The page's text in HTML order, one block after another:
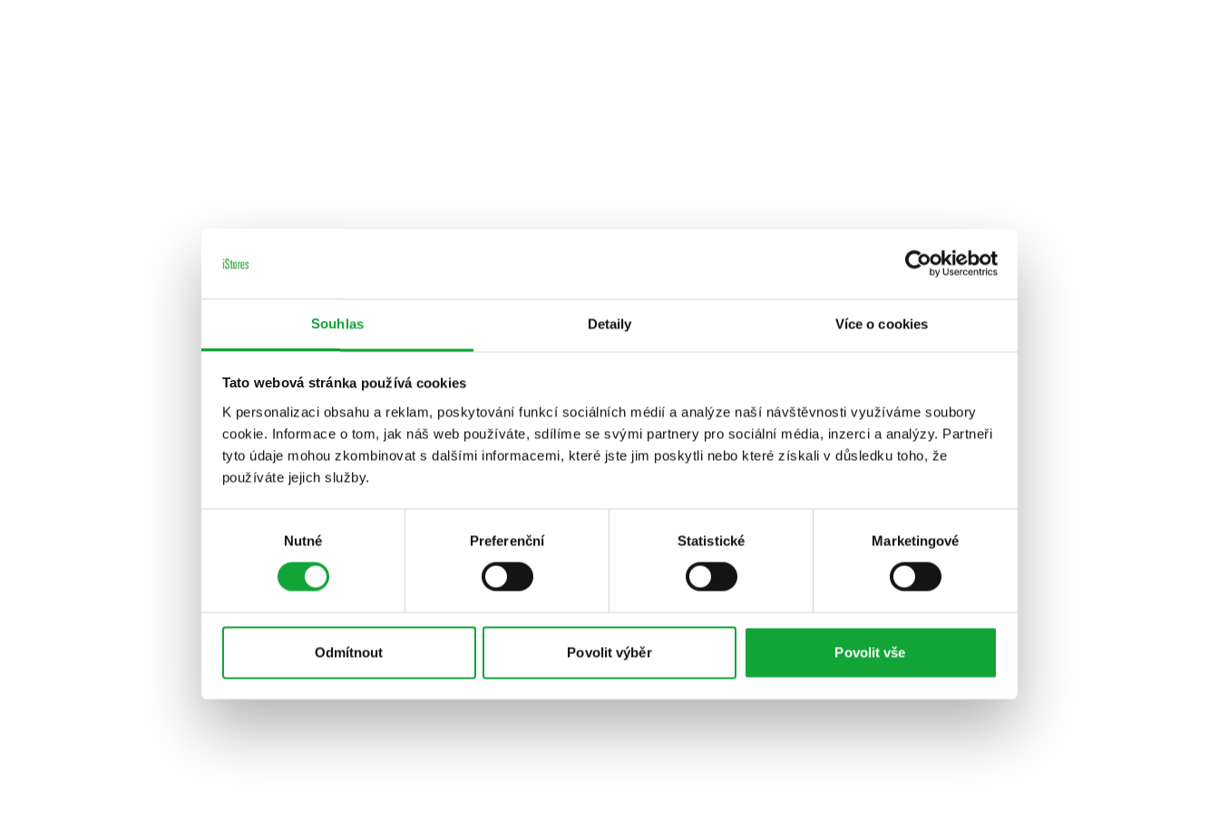
Souhlas Detaily Více o cookies
Tato webová stránka používá cookies
K personalizaci obsahu a reklam, poskytování funkcí sociálních médií a analýze naší návštěvnosti využíváme soubory
cookie. Informace o tom, jak náš web používáte, sdílíme se svými partnery pro sociální média, inzerci a analýzy. Partneři
tyto údaje mohou zkombinovat s dalšími informacemi, které jste jim poskytli nebo které získali v důsledku toho, že
používáte jejich služby.
Nutné Preferenční Statistické Marketingové
Odmítnout Povolit výběr Povolit vše